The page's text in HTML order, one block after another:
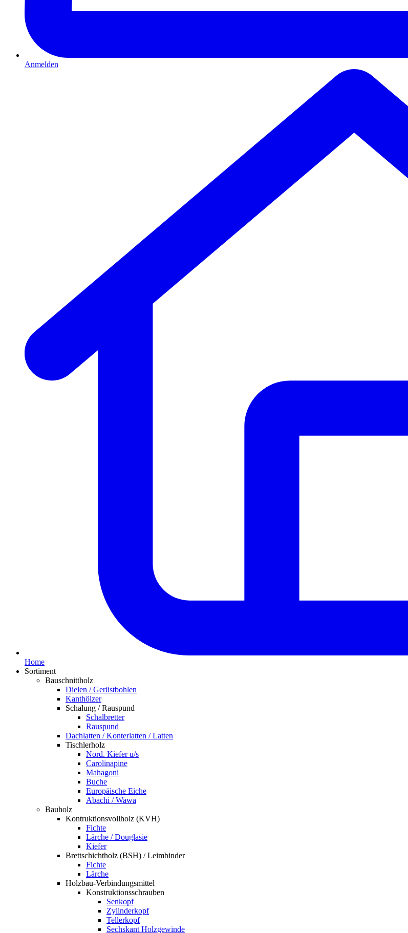
Anmelden
Home
Sortiment
Bauschnittholz
Dielen / Gerüstbohlen
Kanthölzer
Schalung / Rauspund
Schalbretter
Rauspund
Dachlatten / Konterlatten / Latten
Tischlerholz
Nord. Kiefer u/s
Carolinapine
Mahagoni
Buche
Europäische Eiche
Abachi / Wawa
Bauholz
Kontruktionsvollholz (KVH)
Fichte
Lärche / Douglasie
Kiefer
Brettschichtholz (BSH) / Leimbinder
Fichte
Lärche
Holzbau-Verbindungsmittel
Konstruktionsschrauben
Senkopf
Zylinderkopf
Tellerkopf
Sechskant Holzgewinde